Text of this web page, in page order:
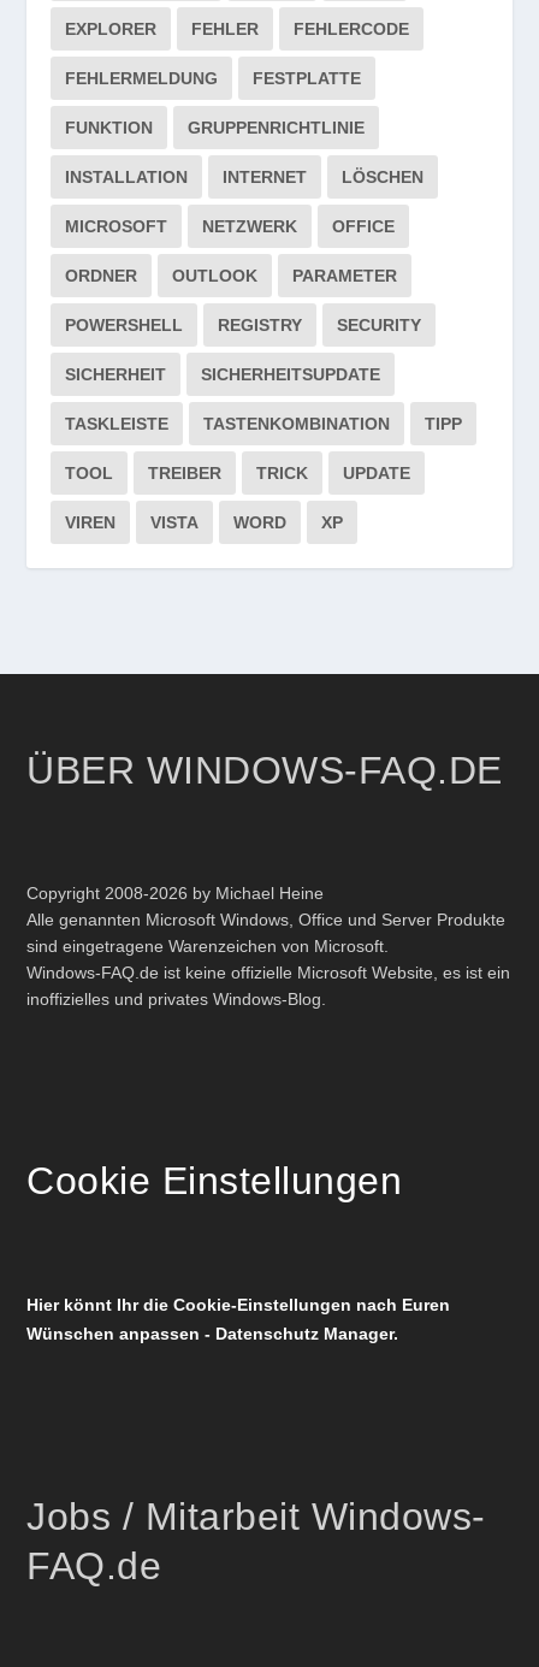
EXPLORER FEHLER FEHLERCODE
FEHLERMELDUNG FESTPLATTE
FUNKTION GRUPPENRICHTLINIE
INSTALLATION INTERNET LÖSCHEN
MICROSOFT NETZWERK OFFICE
ORDNER OUTLOOK PARAMETER
POWERSHELL REGISTRY SECURITY
SICHERHEIT SICHERHEITSUPDATE
TASKLEISTE TASTENKOMBINATION TIPP
TOOL TREIBER TRICK UPDATE
VIREN VISTA WORD XP
ÜBER WINDOWS-FAQ.DE
Copyright 2008-2026 by Michael Heine
Alle genannten Microsoft Windows, Office und Server Produkte
sind eingetragene Warenzeichen von Microsoft.
Windows-FAQ.de ist keine offizielle Microsoft Website, es ist ein
inoffizielles und privates Windows-Blog.
Cookie Einstellungen
Hier könnt Ihr die Cookie-Einstellungen nach Euren
Wünschen anpassen - Datenschutz Manager.
Jobs / Mitarbeit Windows-
FAQ.de